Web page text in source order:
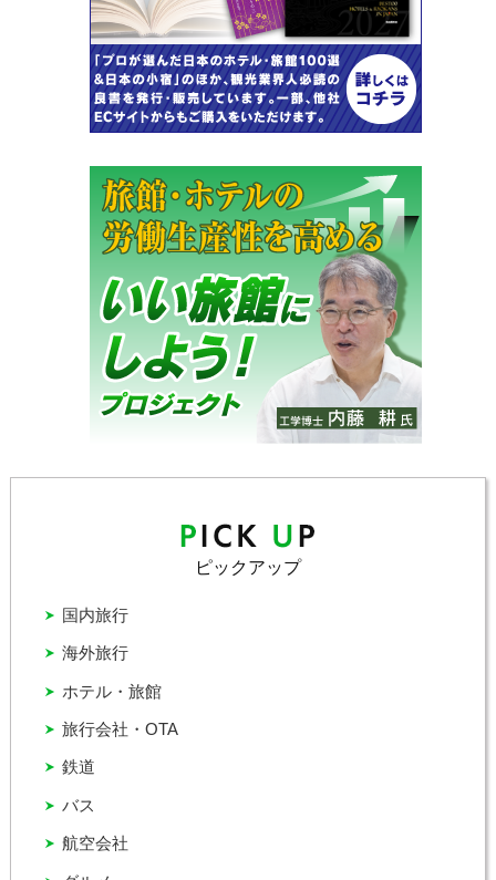
ピックアップ
バス
ホテル・旅館
国内旅行
旅行会社・OTA
海外旅行
航空会社
鉄道